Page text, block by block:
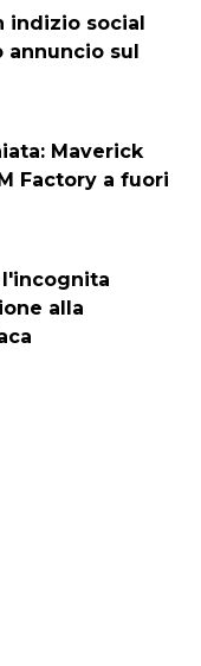
indizio social
sul
Maverick
Factory a fuori
l'incognita
alla